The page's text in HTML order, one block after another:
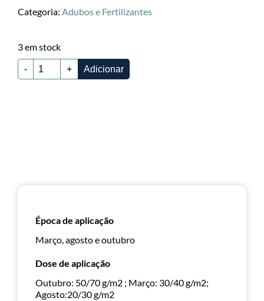
Categoria: Adubos e Fertilizantes
3 em stock
- + Adicionar
Época de aplicação
Março, agosto e outubro
Dose de aplicação
Outubro: 50/70 g/m2 ; Março: 30/40 g/m2;
Agosto:20/30 g/m2